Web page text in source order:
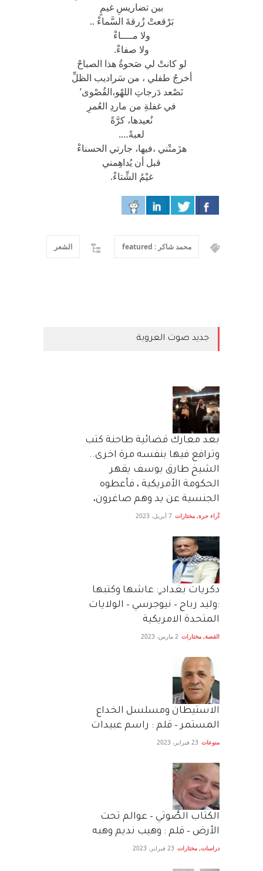
بين تضاريسِ غيمٍ
بَرْقعتْ زُرقةَ السَّماءْ ..
ولا مــــاءْ
ولا صفاءْ.
لو كانتْ لي صَحوةُ هذا الصباحْ
أخرجُ طفلي ، من سَراديب الظلِّ
نَصْعد دَرجاتِ اللهْو،القُصْوى’
في غفلةِ من ماردِ العُمرِ
نُعيدها، كرَّةً
لعبةً….
هزَمتْني ،فيها، جارتي الحسناءْ
قبل أن يُداهِمني
غيْمُ الشِّتاءْ.
محمد شاكر : featured الشعر
جديد صوت العروبة
بعد معارك قضائية طاحنة كتب
وترافع فيها بنفسه مرة اخرى..
الشيخ طارق يوسف يقهر
الحكومة الأمريكية ، فأعطوه
الجنسية عن يد وهم صاغرون،
آراء حرة, مختارات 7 أبريل، 2023
دكريات بغداد ٍ: عاشها وكتبها
:وليد رباح – نيوجرسي – الولايات
المتحدة الامريكية
القصة, مختارات 2 مارس، 2023
الاستيطان ومسلسل الخداع
المستمر – قلم : راسم عبيدات
منوعات 23 فبراير، 2023
الكتاب الصَّوتي – عوالم تحت
الأرض – قلم : وهيب نديم وهبه
دراسات, مختارات 23 فبراير، 2023